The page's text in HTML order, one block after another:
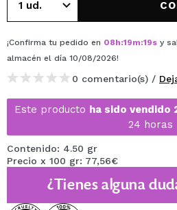
¡Confirma tu pedido en 08h:19m:18s y
almacén el día 10/08/2026!
0 comentario(s) /
Este producto ha sido vendido
24 horas
Contenido: 4.50 gr
Precio x 100 gr: 77,56€
¿Tienes alguna